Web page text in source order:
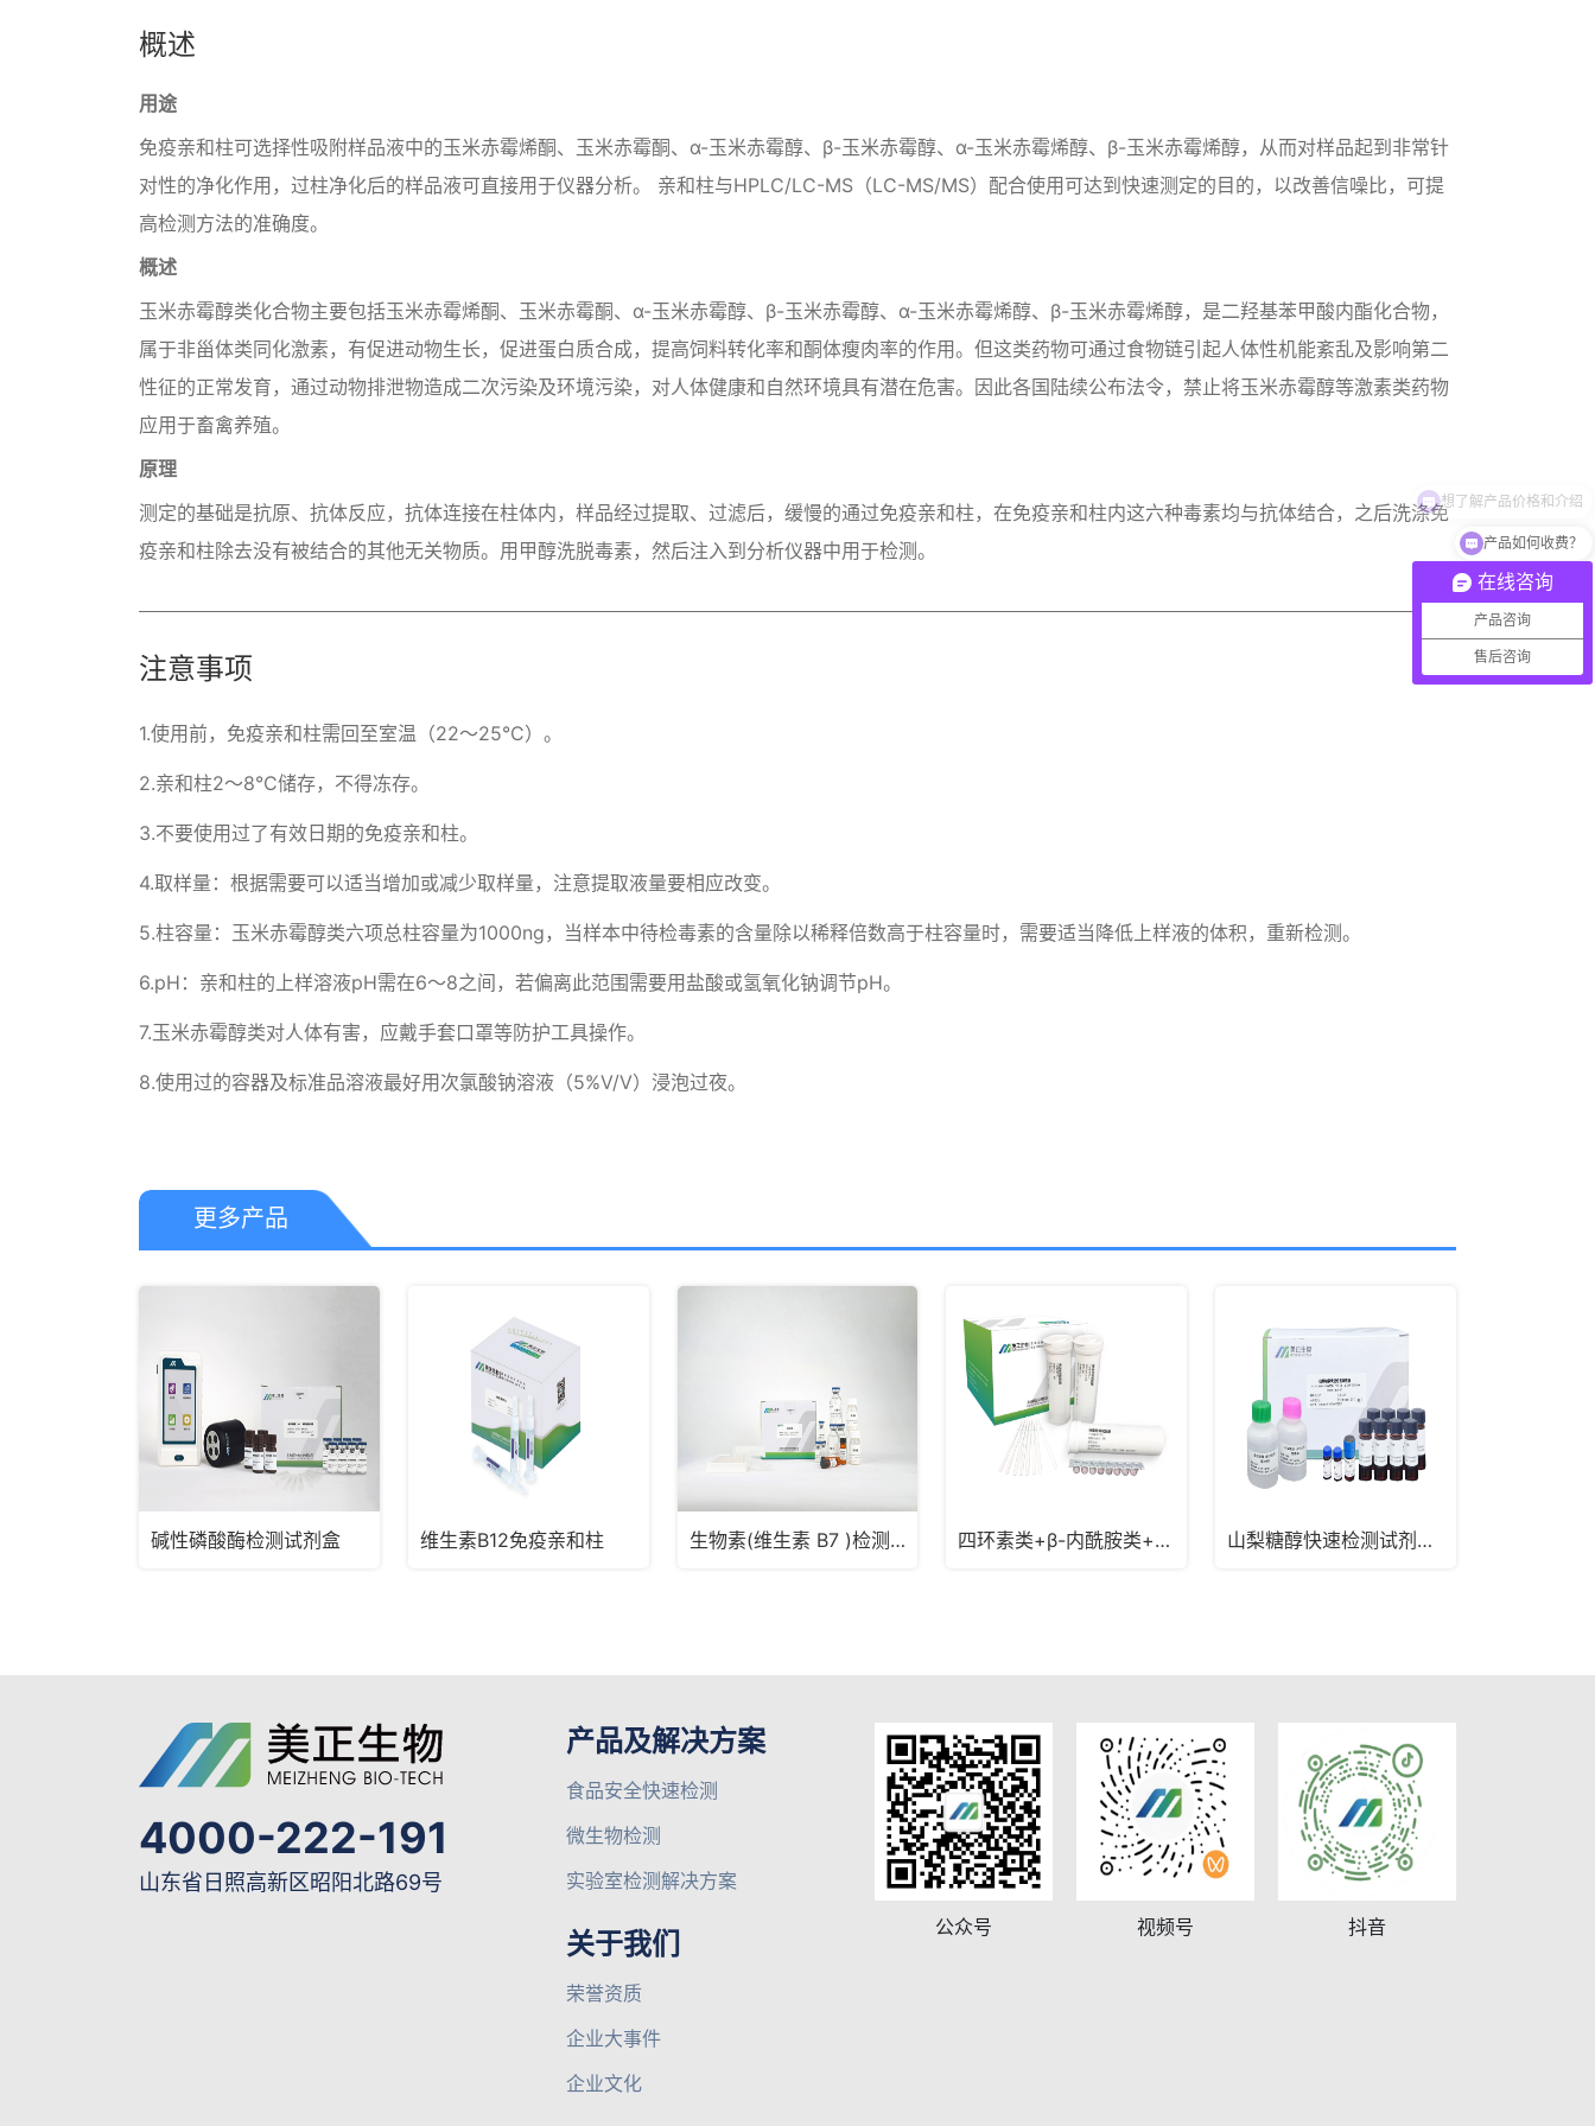
概述
用途
免疫亲和柱可选择性吸附样品液中的玉米赤霉烯酮、玉米赤霉酮、α-玉米赤霉醇、β-玉米赤霉醇、α-玉米赤霉烯醇、β-玉米赤霉烯醇，从而对样品起到非常针
对性的净化作用，过柱净化后的样品液可直接用于仪器分析。 亲和柱与HPLC/LC-MS（LC-MS/MS）配合使用可达到快速测定的目的，以改善信噪比，可提
高检测方法的准确度。
概述
玉米赤霉醇类化合物主要包括玉米赤霉烯酮、玉米赤霉酮、α-玉米赤霉醇、β-玉米赤霉醇、α-玉米赤霉烯醇、β-玉米赤霉烯醇，是二羟基苯甲酸内酯化合物，
属于非甾体类同化激素，有促进动物生长，促进蛋白质合成，提高饲料转化率和酮体瘦肉率的作用。但这类药物可通过食物链引起人体性机能紊乱及影响第二
性征的正常发育，通过动物排泄物造成二次污染及环境污染，对人体健康和自然环境具有潜在危害。因此各国陆续公布法令，禁止将玉米赤霉醇等激素类药物
应用于畜禽养殖。
原理
测定的基础是抗原、抗体反应，抗体连接在柱体内，样品经过提取、过滤后，缓慢的通过免疫亲和柱，在免疫亲和柱内这六种毒素均与抗体结合，之后洗涤免
疫亲和柱除去没有被结合的其他无关物质。用甲醇洗脱毒素，然后注入到分析仪器中用于检测。
注意事项
1.使用前，免疫亲和柱需回至室温（22～25°C）。
2.亲和柱2～8°C储存，不得冻存。
3.不要使用过了有效日期的免疫亲和柱。
4.取样量：根据需要可以适当增加或减少取样量，注意提取液量要相应改变。
5.柱容量：玉米赤霉醇类六项总柱容量为1000ng，当样本中待检毒素的含量除以稀释倍数高于柱容量时，需要适当降低上样液的体积，重新检测。
6.pH：亲和柱的上样溶液pH需在6～8之间，若偏离此范围需要用盐酸或氢氧化钠调节pH。
7.玉米赤霉醇类对人体有害，应戴手套口罩等防护工具操作。
8.使用过的容器及标准品溶液最好用次氯酸钠溶液（5%V/V）浸泡过夜。
更多产品
碱性磷酸酶检测试剂盒 维生素B12免疫亲和柱 生物素(维生素 B7 )检测试剂盒 四环素类+β-内酰胺类+头孢氨苄快速检测试纸条 山梨糖醇快速检测试剂盒_生鲜乳奶粉山梨醇检测
4000-222-191
山东省日照高新区昭阳北路69号
产品及解决方案
食品安全快速检测
微生物检测
实验室检测解决方案
关于我们
荣誉资质
企业大事件
企业文化
公众号 视频号 抖音
在线咨询
产品咨询
售后咨询
产品如何收费？